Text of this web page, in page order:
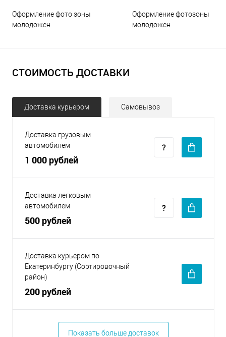
Оформление фото зоны
молодожен
Оформление фотозоны
молодожен
СТОИМОСТЬ ДОСТАВКИ
Доставка курьером Самовывоз
Доставка грузовым
автомобилем
1 000 рублей
Доставка легковым
автомобилем
500 рублей
Доставка курьером по
Екатеринбургу (Сортировочный
район)
200 рублей
Показать больше доставок